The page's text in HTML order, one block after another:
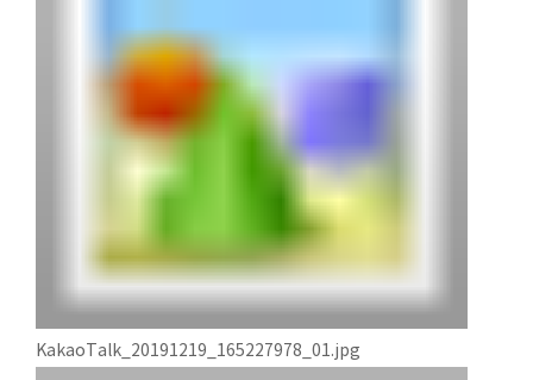
KakaoTalk_20191219_165227978_01.jpg